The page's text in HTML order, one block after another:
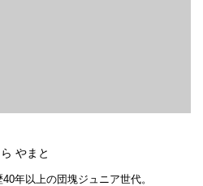
やまと
年以上の団塊ジュニア世代。